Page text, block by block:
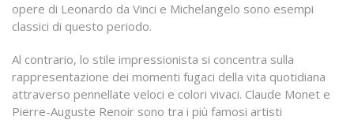
opere di Leonardo da Vinci e Michelangelo sono esempi
classici di questo periodo.
Al contrario, lo stile impressionista si concentra sulla
rappresentazione dei momenti fugaci della vita quotidiana
attraverso pennellate veloci e colori vivaci. Claude Monet e
Pierre-Auguste Renoir sono tra i più famosi artisti